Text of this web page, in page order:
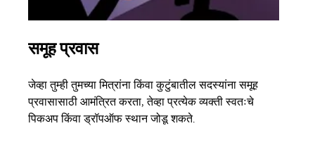
समूह प्रवास
जेव्हा तुम्ही तुमच्या मित्रांना किंवा कुटुंबातील सदस्यांना समूह
प्रवासासाठी आमंत्रित करता, तेव्हा प्रत्येक व्यक्ती स्वतःचे
पिकअप किंवा ड्रॉपऑफ स्थान जोडू शकते.